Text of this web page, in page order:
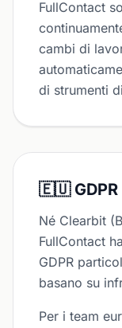
FullContact
cambi di
di strumenti
🇪🇺 GDPR
Né Clearbit
FullContact
GDPR
basano su
Per i team